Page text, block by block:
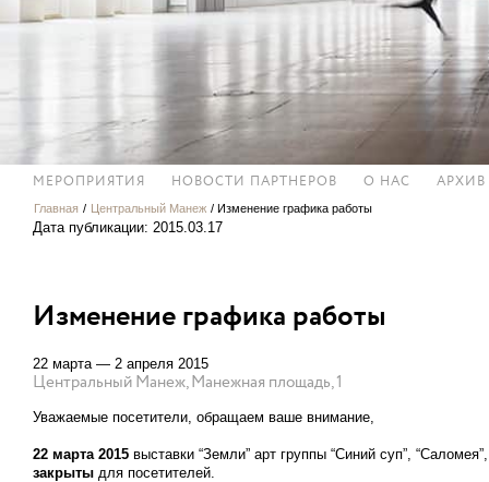
МЕРОПРИЯТИЯ НОВОСТИ ПАРТНЕРОВ О НАС АРХИВ
Главная / Центральный Манеж / Изменение графика работы
Дата публикации: 2015.03.17
Изменение графика работы
22 марта — 2 апреля 2015
Центральный Манеж, Манежная площадь, 1
Уважаемые посетители, обращаем ваше внимание,
22 марта 2015 выставки “Земли” арт группы “Синий суп”,
закрыты для посетителей.